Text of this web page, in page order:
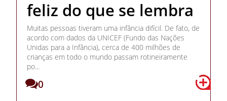
feliz do que se lembra
Muitas pessoas tiveram uma infância difícil. De fato, de
acordo com dados da UNICEF (Fundo das Nações
Unidas para a Infância), cerca de 400 milhões de
crianças em todo o mundo passam rotineiramente
po...
0